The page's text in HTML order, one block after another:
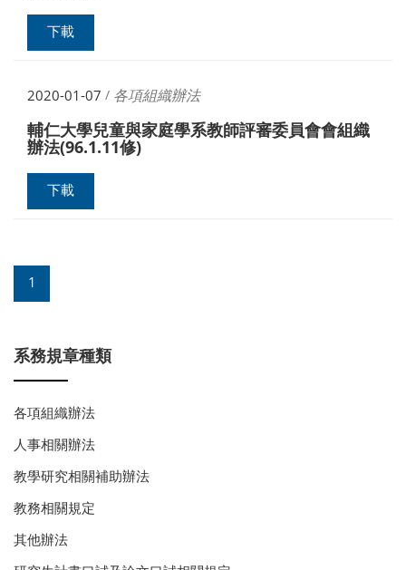
下載
2020-01-07 / 各項組織辦法
輔仁大學兒童與家庭學系教師評審委員會會組織
辦法(96.1.11修)
下載
1
系務規章種類
各項組織辦法
人事相關辦法
教學研究相關補助辦法
教務相關規定
其他辦法